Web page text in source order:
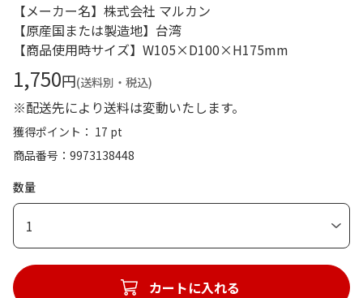
【メーカー名】株式会社 マルカン
【原産国または製造地】台湾
【商品使用時サイズ】W105×D100×H175mm
1,750円(送料別・税込)
※配送先により送料は変動いたします。
獲得ポイント： 17 pt
商品番号
9973138448
数量
1
カートに入れる